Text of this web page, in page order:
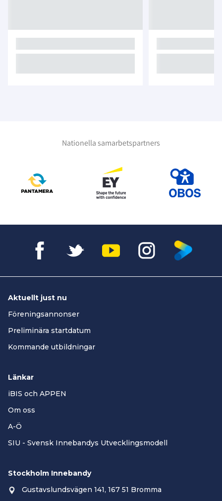
Nationella samarbetspartners
Aktuellt just nu
Föreningsannonser
Preliminära startdatum
Kommande utbildningar
Länkar
iBIS och APPEN
Om oss
A-Ö
SIU - Svensk Innebandys Utvecklingsmodell
Stockholm Innebandy
Gustavslundsvägen 141, 167 51 Bromma